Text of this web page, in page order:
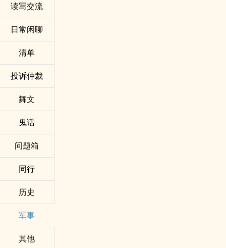
读写交流
日常闲聊
清单
投诉仲裁
舞文
鬼话
问题箱
同行
历史
军事
其他